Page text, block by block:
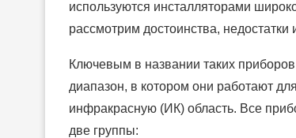
используются инсталляторами
рассмотрим достоинства, недостатки
Ключевым в названии таких
диапазон, в котором они работают
инфракрасную (ИК) область. Все
две группы: